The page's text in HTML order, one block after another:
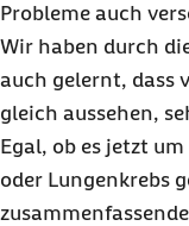
Probleme auch
Wir haben durch
auch gelernt, dass
gleich aussehen,
Egal, ob es jetzt
oder Lungenkrebs